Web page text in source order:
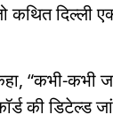
कथित दिल्ली
“कभी-कभी
की डिटेल्ड